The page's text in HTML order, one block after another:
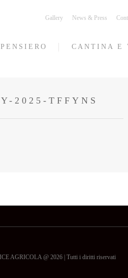
Gallery News & Press
CANTINA E
2025-TFFYNS
AGRICOLA @ 2026 | Tutti i diritti riservati